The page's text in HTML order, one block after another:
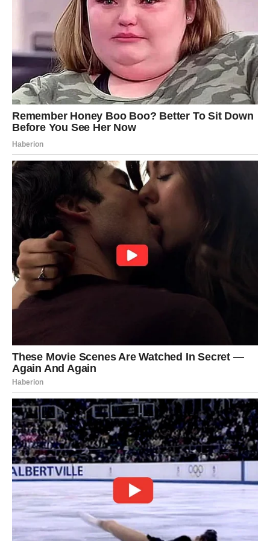
kojeg ste mislile da više ne možete dalje zapravo su vas
učinili jačima i mudrijima.
A sada dolazi period tokom kojeg biste mogle ostvariti
ono o čemu ste dugo maštale.
Mnoge Djevice će tokom narednog perioda napraviti
poteze koji će im kasnije potpuno promijeniti život i
donijeti veliku finansijsku sigurnost.
Pred vama je vrijeme kakvo se
rijetko doživljava
Zvijezde vam sada donose novu energiju, ogromnu
motivaciju i priliku da konačno osjetite kako izgleda kada
život radi u vašu korist.
Mnoge Djevice će tokom ovog perioda upoznati prave
ljude, dobiti prilike koje nisu očekivale i napraviti korake
Zato ne dozvolite strahu da vas zaustavi.
Sudbina ima veoma važnu poruku za vas — sada konačno
dolazi vrijeme da postanete uspješne, finansijski sigurne
i mnogo bogatije nego što ste ikada mogle zamisliti.